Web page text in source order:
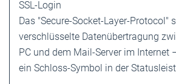
SSL-Login
Das "Secure-Socket-Layer-Protocol"
verschlüsselte Datenübertragung
PC und dem Mail-Server im Internet
ein ­Schloss-Symbol in der